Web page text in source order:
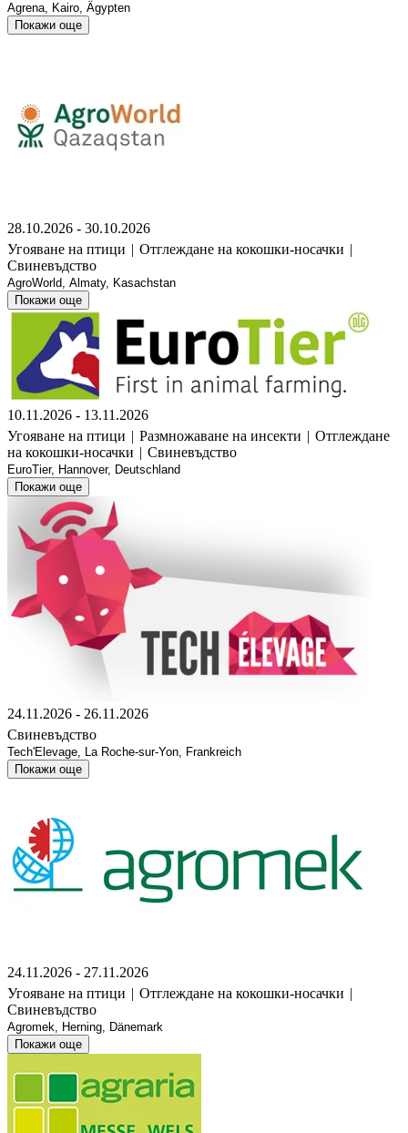
Agrena, Kairo, Ägypten
Покажи още
28.10.2026 - 30.10.2026
Угояване на птици | Отглеждане на кокошки-носачки |
Свиневъдство
AgroWorld, Almaty, Kasachstan
Покажи още
10.11.2026 - 13.11.2026
Угояване на птици | Размножаване на инсекти | Отглеждане
на кокошки-носачки | Свиневъдство
EuroTier, Hannover, Deutschland
Покажи още
24.11.2026 - 26.11.2026
Свиневъдство
Tech'Elevage, La Roche-sur-Yon, Frankreich
Покажи още
24.11.2026 - 27.11.2026
Угояване на птици | Отглеждане на кокошки-носачки |
Свиневъдство
Agromek, Herning, Dänemark
Покажи още